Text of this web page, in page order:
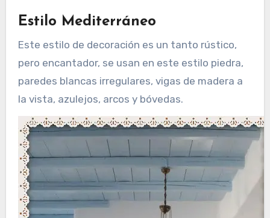
Estilo Mediterráneo
Este estilo de decoración es un tanto rústico,
pero encantador, se usan en este estilo piedra,
paredes blancas irregulares, vigas de madera a
la vista, azulejos, arcos y bóvedas.